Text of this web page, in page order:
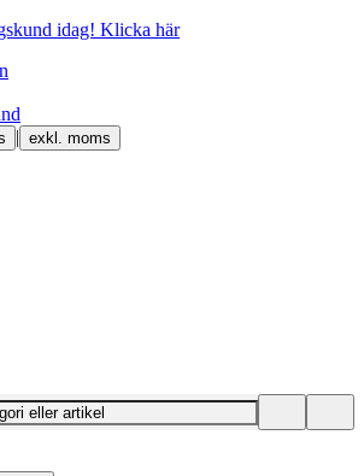
idag! Klicka här
| exkl. moms